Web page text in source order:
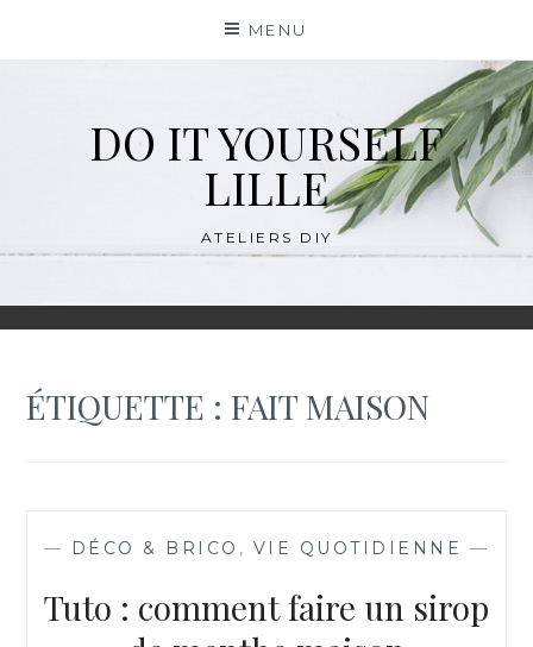
MENU
DO IT YOURSELF
LILLE
ATELIERS DIY
ÉTIQUETTE :FAIT MAISON
— DÉCO & BRICO , VIE QUOTIDIENNE —
Tuto : comment faire un sirop